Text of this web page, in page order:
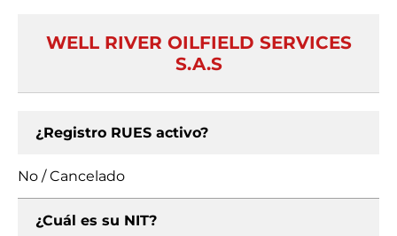
WELL RIVER OILFIELD SERVICES
S.A.S
¿Registro RUES activo?
No / Cancelado
¿Cuál es su NIT?